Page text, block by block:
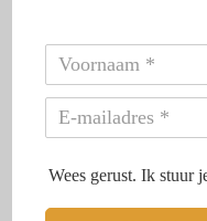
tweeling.
Soms kies je ervoor om
zeggen er nog niet
Dat was de afgelopen
Wees gerust. Ik stuur